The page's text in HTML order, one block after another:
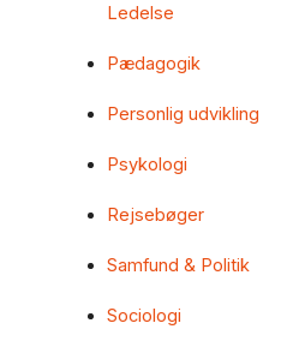
Ledelse
Pædagogik
Personlig udvikling
Psykologi
Rejsebøger
Samfund & Politik
Sociologi